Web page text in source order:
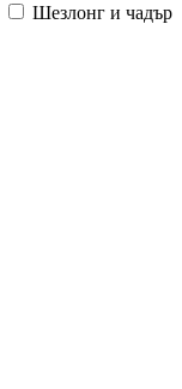
Шезлонг и чадър